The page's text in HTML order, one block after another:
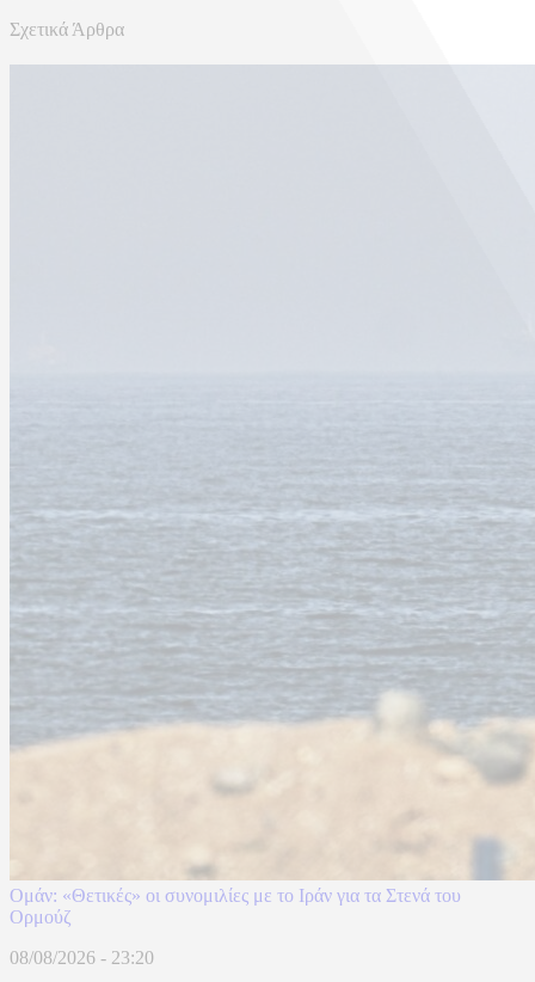
Σχετικά Άρθρα
Ομάν: «Θετικές» οι συνομιλίες με το Ιράν για τα Στενά του
Ορμούζ
08/08/2026 - 23:20